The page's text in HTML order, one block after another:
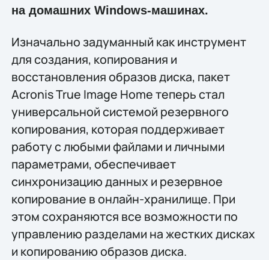
на домашних Windows-машинах.
Изначально задуманный как инструмент
для создания, копирования и
восстановления образов диска, пакет
Acronis True Image Home теперь стал
универсальной системой резервного
копирования, которая поддерживает
работу с любыми файлами и личными
параметрами, обеспечивает
синхронизацию данных и резервное
копирование в онлайн-хранилище. При
этом сохраняются все возможности по
управлению разделами на жестких дисках
и копированию образов диска.